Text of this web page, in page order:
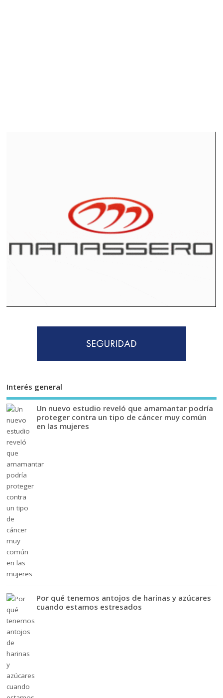
Interés general
Un nuevo estudio reveló que amamantar podría
proteger contra un tipo de cáncer muy común
en las mujeres
Por qué tenemos antojos de harinas y azúcares
cuando estamos estresados